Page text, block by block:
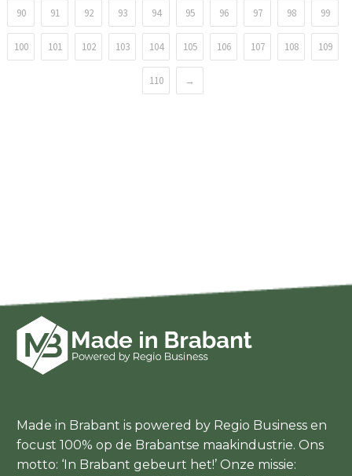
90 91 92 93 94 95 96 97 98 99
100 101 102 103 104 105 106 107 108 109
110 →
Made in Brabant is powered by Regio Business en
focust 100% op de Brabantse maakindustrie. Ons
motto: ‘In Brabant gebeurt het!’ Onze missie: